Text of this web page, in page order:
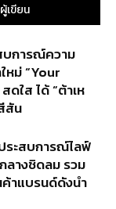
เขียน
บการณ์ความ
หม่ “Your
ดใส ได้ “ต้าเห
สัน
ระสบการณ์ไลฟ์
ลางชิดลม รวม
าแบรนด์ดังนำ